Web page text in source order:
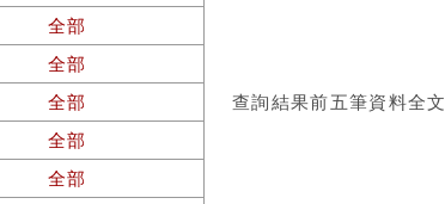
查詢結果前五筆資料全文
全部
全部
全部
全部
全部